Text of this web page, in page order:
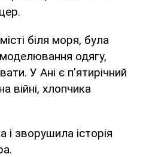
біля моря, була
одягу,
У Ані є п'ятирічний
війні, хлопчика
і зворушила історія